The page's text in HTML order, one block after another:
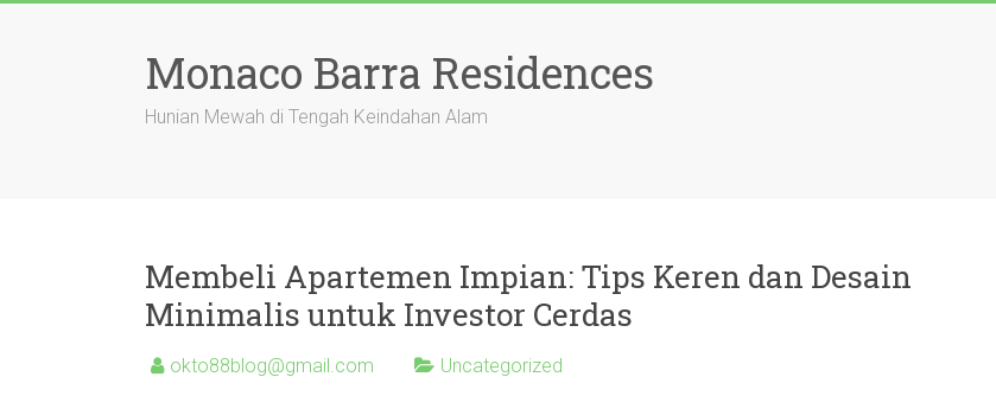
Monaco Barra Residences
Hunian Mewah di Tengah Keindahan Alam
Membeli Apartemen Impian: Tips Keren dan Desain
Minimalis untuk Investor Cerdas
okto88blog@gmail.com Uncategorized